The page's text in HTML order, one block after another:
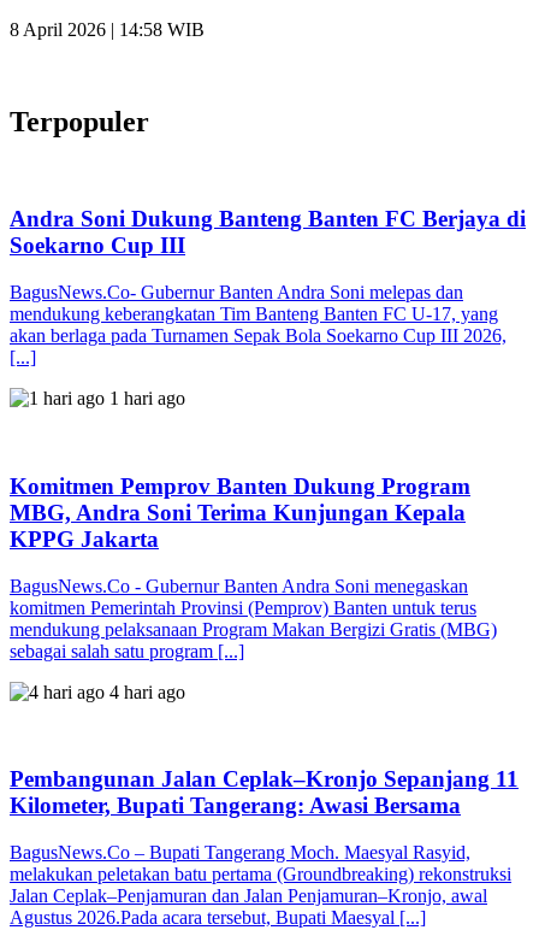
8 April 2026 | 14:58 WIB
Terpopuler
Andra Soni Dukung Banteng Banten FC Berjaya di
Soekarno Cup III
BagusNews.Co- Gubernur Banten Andra Soni melepas dan
mendukung keberangkatan Tim Banteng Banten FC U-17, yang
akan berlaga pada Turnamen Sepak Bola Soekarno Cup III 2026,
[...]
1 hari ago
Komitmen Pemprov Banten Dukung Program
MBG, Andra Soni Terima Kunjungan Kepala
KPPG Jakarta
BagusNews.Co - Gubernur Banten Andra Soni menegaskan
komitmen Pemerintah Provinsi (Pemprov) Banten untuk terus
mendukung pelaksanaan Program Makan Bergizi Gratis (MBG)
sebagai salah satu program [...]
4 hari ago
Pembangunan Jalan Ceplak–Kronjo Sepanjang 11
Kilometer, Bupati Tangerang: Awasi Bersama
BagusNews.Co – Bupati Tangerang Moch. Maesyal Rasyid,
melakukan peletakan batu pertama (Groundbreaking) rekonstruksi
Jalan Ceplak–Penjamuran dan Jalan Penjamuran–Kronjo, awal
Agustus 2026.Pada acara tersebut, Bupati Maesyal [...]